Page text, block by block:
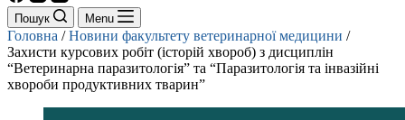
Пошук Menu
Головна /Новини факультету ветеринарної медицини /
Захисти курсових робіт (історій хвороб) з дисциплін
“Ветеринарна паразитологія” та “Паразитологія та інвазійні
хвороби продуктивних тварин”